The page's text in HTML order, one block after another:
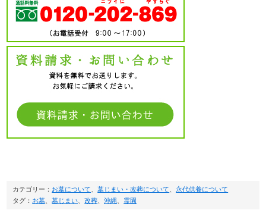
カテゴリー： お墓について 、墓じまい・改葬について 、永代供養について
タグ： お墓 、墓じまい 、改葬 、沖縄 霊園